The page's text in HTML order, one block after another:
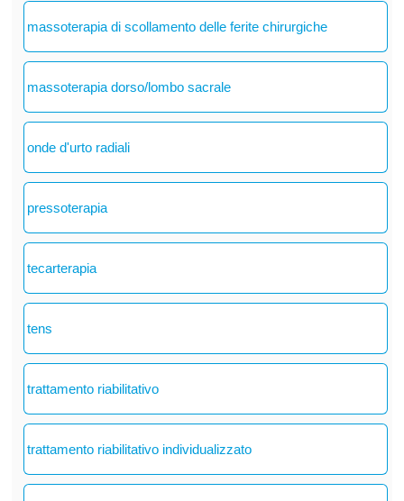
massoterapia di scollamento delle ferite chirurgiche
massoterapia dorso/lombo sacrale
onde d'urto radiali
pressoterapia
tecarterapia
tens
trattamento riabilitativo
trattamento riabilitativo individualizzato